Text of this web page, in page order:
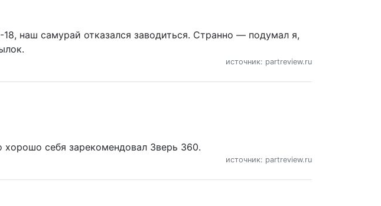
наш самурай отказался заводиться. Странно — подумал я,
источник: partreview.ru
себя зарекомендовал Зверь 360.
источник: partreview.ru